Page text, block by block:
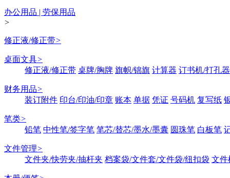
办公用品 | 劳保用品
>
修正液/修正带>
桌面文具>
修正液/修正带 桌牌/胸牌 旗帜/锦旗 计算器 订书机/打孔器
财务用品>
装订附件 印台/印油/印章 账本 单据 凭证 号码机 复写纸
笔类>
铅笔 中性笔/签字笔 笔芯/替芯/墨水/墨囊 圆珠笔 白板笔
文件管理>
文件夹/快劳夹/抽杆夹 档案袋/文件套/文件袋/纽扣袋 文件